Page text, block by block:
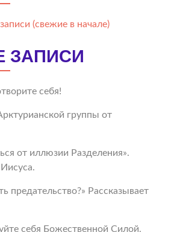
(свежие в начале)
ЗАПИСИ
себя!
группы от
от иллюзии Разделения».
предательство?» Рассказывает
себя Божественной Силой.